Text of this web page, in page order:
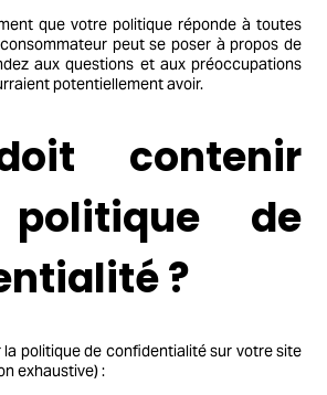
que votre politique réponde à toutes
peut se poser à propos de
aux questions et aux préoccupations
potentiellement avoir.
contenir
de
?
politique de confidentialité sur votre site
exhaustive) :